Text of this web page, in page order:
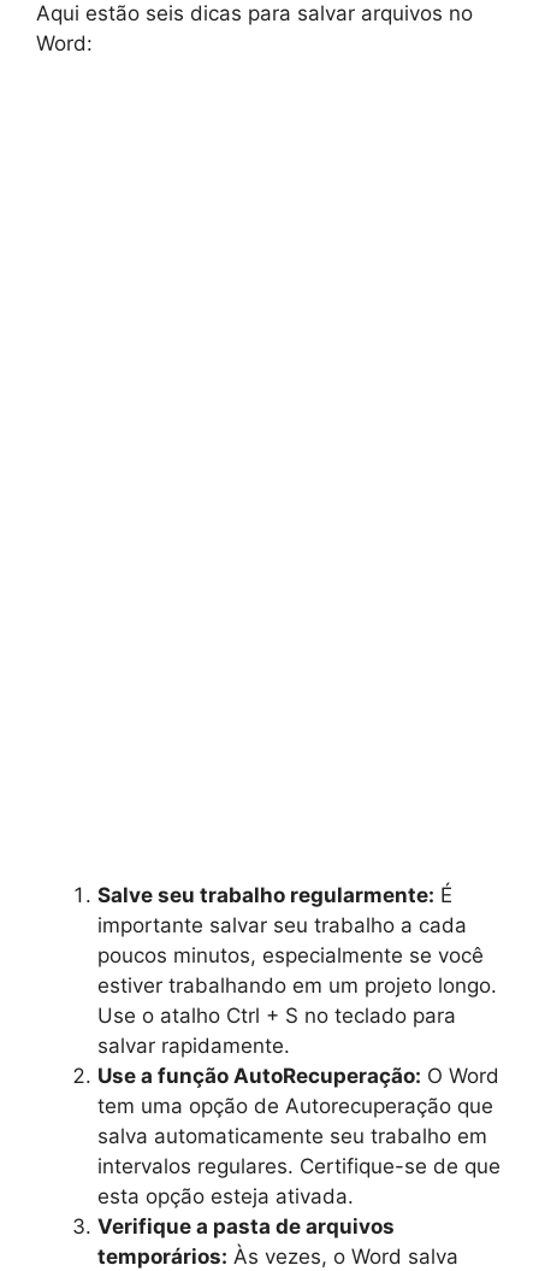
Aqui estão seis dicas para salvar arquivos no
Word:
Salve seu trabalho regularmente: É
importante salvar seu trabalho a cada
poucos minutos, especialmente se você
estiver trabalhando em um projeto longo.
Use o atalho Ctrl + S no teclado para
salvar rapidamente.
Use a função AutoRecuperação: O Word
tem uma opção de Autorecuperação que
salva automaticamente seu trabalho em
intervalos regulares. Certifique-se de que
esta opção esteja ativada.
Verifique a pasta de arquivos
temporários: Às vezes, o Word salva